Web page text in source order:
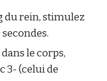
du rein, stimulez
le corps,
3- (celui de